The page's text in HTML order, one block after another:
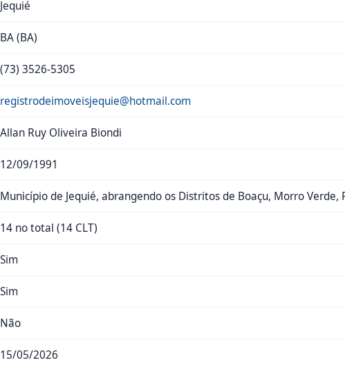
Jequié
BA (BA)
(73) 3526-5305
registrodeimoveisjequie@hotmail.com
Allan Ruy Oliveira Biondi
12/09/1991
Município de Jequié, abrangendo os Distritos de Boaçu, Morro
14 no total (14 CLT)
Sim
Sim
Não
15/05/2026